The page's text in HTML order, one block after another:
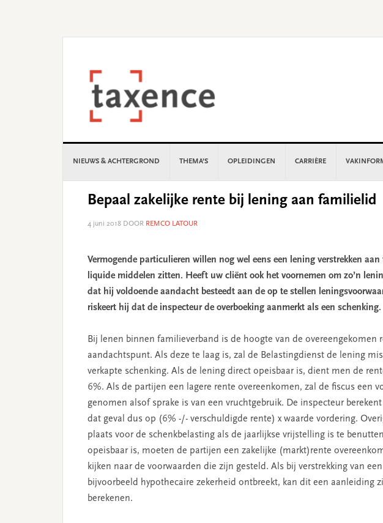
NIEUWS & ACHTERGROND THEMA’S OPLEIDINGEN CARRIÈRE
Bepaal zakelijke rente bij lening aan familielid
4 juni 2018 DOOR REMCO LATOUR
Vermogende particulieren willen nog wel eens een lening verstrekken
liquide middelen zitten. Heeft uw cliënt ook het voornemen om zo’n
dat hij voldoende aandacht besteedt aan de op te stellen
riskeert hij dat de inspecteur de overboeking aanmerkt als een schenking.
Bij lenen binnen familieverband is de hoogte van de overeengekomen
aandachtspunt. Als deze te laag is, zal de Belastingdienst de lening
verkapte schenking. Als de lening direct opeisbaar is, dient men de
6%. Als de partijen een lagere rente overeenkomen, zal de fiscus een
genomen alsof sprake is van een vruchtgebruik. De inspecteur
dat geval dus op (6% -/- verschuldigde rente) x waarde vordering.
plaats voor de schenkbelasting als de jaarlijkse vrijstelling is te
opeisbaar is, moeten de partijen een zakelijke (markt)rente
kijken naar de voorwaarden die zijn gesteld. Als bij verstrekking van
bijvoorbeeld hypothecaire zekerheid ontbreekt, kan dit een aanleiding
berekenen.